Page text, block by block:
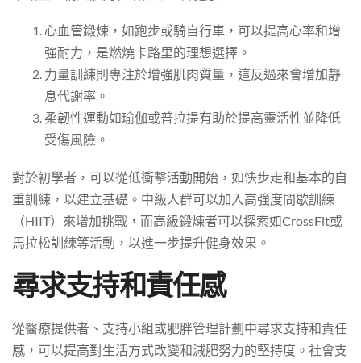
心血管鍛煉，如跑步或騎自行車，可以提高心率和增
強耐力，是燃燒卡路里的理想選擇。
力量訓練則專注於增強肌肉質量，這反過來會增加靜
息代謝率。
柔韌性運動如瑜伽或普拉提有助於提高靈活性並降低
受傷風險。
對於初學者，可以從低衝擊活動開始，如快步走和基本的自
重訓練，以建立基礎。中級人群可以加入高強度間歇訓練
（HIIT）來增加挑戰，而高級鍛煉者可以探索如CrossFit或
馬拉松訓練等活動，以進一步提升健身效果。
尋求支持和責任感
從醫療提供者、支持小組或肥胖管理計劃中尋求支持和責任
感，可以提高對生活方式改變和減肥努力的堅持度。社會支